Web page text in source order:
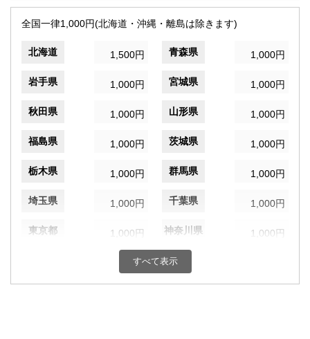
全国一律1,000円(北海道・沖縄・離島は除きます)
北海道 1,500円 青森県 1,000円
岩手県 1,000円 宮城県 1,000円
秋田県 1,000円 山形県 1,000円
福島県 1,000円 茨城県 1,000円
栃木県 1,000円 群馬県 1,000円
埼玉県 1,000円 千葉県 1,000円
東京都 1,000円 神奈川県 1,000円
1,000円 富山県
すべて表示